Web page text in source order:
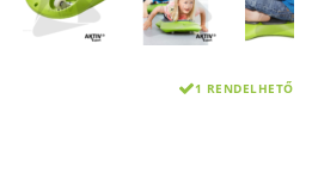
1 RENDELHETŐ